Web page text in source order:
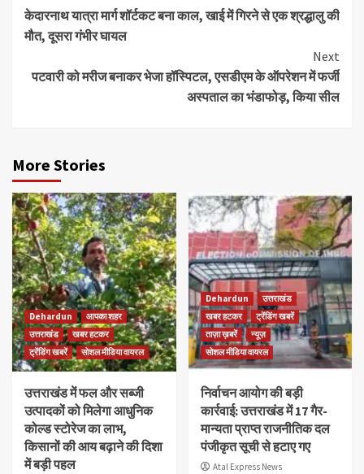
Reading
केदारनाथ यात्रा मार्ग शॉर्टकट बना काल, खाई में गिरने से एक श्रद्धालु की
मौत, दूसरा गंभीर घायल
Next
पटवारी को मरीज बनाकर भेजा हॉस्पिटल, एसडीएम के ऑपरेशन में फर्जी
अस्पताल का भंडाफोड़, किया सील
More Stories
Dehardun
आपका शहर
उत्तराखंड
खबर हटकर
ट्रेंडिंग खबरें
सोशल मीडिया वायरल
उत्तराखंड में फल और सब्जी
उत्पादकों को मिलेगा आधुनिक
कोल्ड स्टोरेज का लाभ,
किसानों की आय बढ़ाने की दिशा
में बड़ी पहल
Dehardun
उत्तराखंड
खबर हटकर
ट्रेंडिंग खबरें
ताज़ा ख़बरें
न्यूज़
सोशल मीडिया वायरल
निर्वाचन आयोग की बड़ी
कार्रवाई: उत्तराखंड में 17 गैर-
मान्यता प्राप्त राजनीतिक दल
पंजीकृत सूची से हटाए गए
Atal Express News